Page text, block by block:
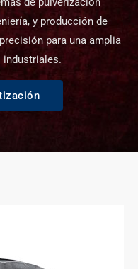
y producción de
para una amplia
industriales.